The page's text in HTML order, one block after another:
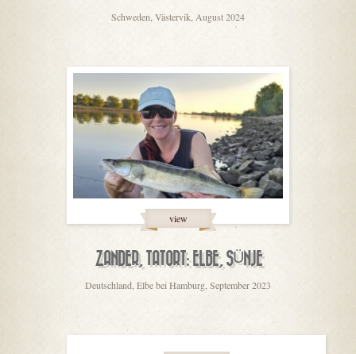
Schweden, Västervik, August 2024
view
ZANDER, TATORT: ELBE, SÜNJE
Deutschland, Elbe bei Hamburg, September 2023